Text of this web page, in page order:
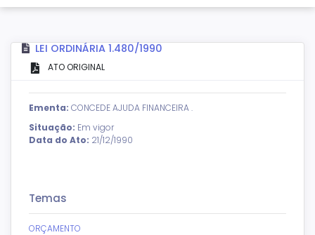
LEI ORDINÁRIA 1.480/1990
ATO ORIGINAL
Ementa: CONCEDE AJUDA FINANCEIRA .
Situação: Em vigor
Data do Ato: 21/12/1990
Temas
ORÇAMENTO